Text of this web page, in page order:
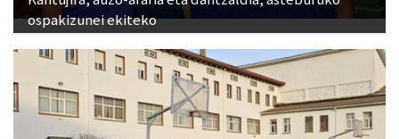
ospakizunei ekiteko